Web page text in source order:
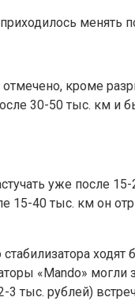
менять
кроме
30-50 тыс. км и
уже после
15-40 тыс. км он
«Mando» могли
3 тыс. рублей)